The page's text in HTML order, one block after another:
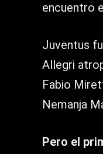
encuentro
Juventus
Allegri
Fabio
Nemanja
Pero el